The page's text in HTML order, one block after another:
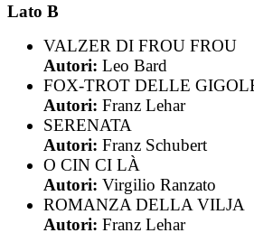
Lato B
VALZER DI FROU FROU
Autori: Leo Bard
FOX-TROT DELLE
Autori: Franz Lehar
SERENATA
Autori: Franz Schubert
O CIN CI LÀ
Autori: Virgilio Ranzato
ROMANZA DELLA VILJA
Autori: Franz Lehar